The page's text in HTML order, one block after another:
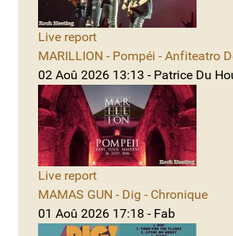
Live report
MARILLION - Pompéi - Anfiteatro
02 Aoû 2026 13:13 - Patrice Du
Live report
MAMAS GUN - Dig - Chronique
01 Aoû 2026 17:18 - Fab